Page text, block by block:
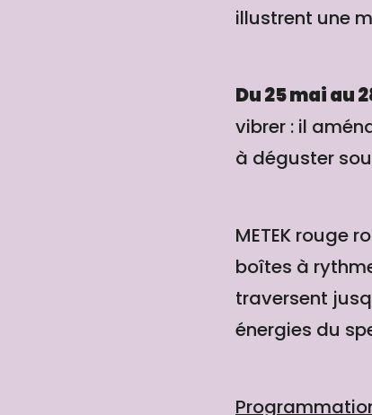
illustrent une
Du 25 mai au
vibrer : il
à déguster
METEK rouge
boîtes à
traversent
énergies du